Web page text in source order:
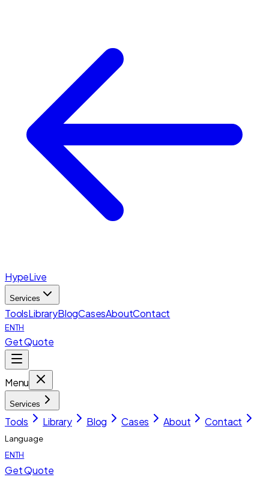
HypeLive
Services
ToolsLibraryBlogCasesAboutContact
ENTH
Get Quote
Menu
Services
Tools Library Blog Cases About Contact
Language
ENTH
Get Quote